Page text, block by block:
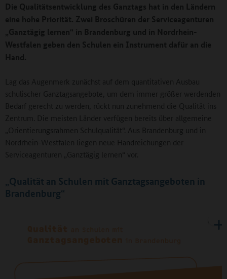
Die Qualitätsentwicklung des Ganztags hat in den Ländern
eine hohe Priorität. Zwei Broschüren der Serviceagenturen
„Ganztägig lernen“ in Brandenburg und in Nordrhein-
Westfalen geben den Schulen ein Instrument dafür an die
Hand.
Lag das Augenmerk zunächst auf dem quantitativen Ausbau
schulischer Ganztagsangebote, um dem immer größer werdenden
Bedarf gerecht zu werden, rückt nun zunehmend die Qualität ins
Zentrum. Die meisten Länder verfügen bereits über allgemeine
„Orientierungsrahmen Schulqualität“. Aus Brandenburg und in
Nordrhein-Westfalen liegen neue Handreichungen der
Serviceagenturen „Ganztägig lernen“ vor.
„Qualität an Schulen mit Ganztagsangeboten in
Brandenburg“